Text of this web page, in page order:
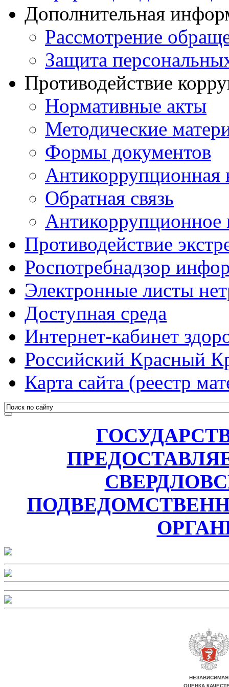
Дополнительная
Рассмотрение
Защита
Противодействие
Нормативные акты
Методические
Формы документов
Антикоррупционная
Обратная связь
Антикоррупционное
Противодействие
Роспотребнадзор
Электронные листы
Доступная среда
Интернет-кабинет
Российский Красный
Карта сайта (реестр